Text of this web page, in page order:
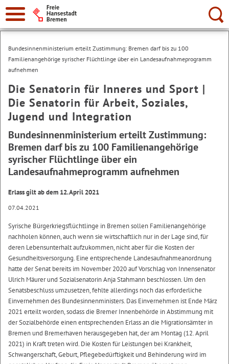
Suche:
Bundesinnenministerium erteilt Zustimmung: Bremen darf bis zu 100
Familienangehörige syrischer Flüchtlinge über ein Landesaufnahmeprogramm
aufnehmen
Die Senatorin für Inneres und Sport |
Die Senatorin für Arbeit, Soziales,
Jugend und Integration
Bundesinnenministerium erteilt Zustimmung:
Bremen darf bis zu 100 Familienangehörige
syrischer Flüchtlinge über ein
Landesaufnahmeprogramm aufnehmen
Erlass gilt ab dem 12. April 2021
07.04.2021
Syrische Bürgerkriegsflüchtlinge in Bremen sollen Familienangehörige
nachholen können, auch wenn sie wirtschaftlich nur in der Lage sind, für
deren Lebensunterhalt aufzukommen, nicht aber für die Kosten der
Gesundheitsversorgung. Eine entsprechende Landesaufnahmeanordnung
hatte der Senat bereits im November 2020 auf Vorschlag von Innensenator
Ulrich Mäurer und Sozialsenatorin Anja Stahmann beschlossen. Um den
Senatsbeschluss umzusetzen, fehlte allerdings noch das erforderliche
Einvernehmen des Bundesinnenministers. Das Einvernehmen ist Ende März
2021 erteilt worden, sodass die Bremer Innenbehörde in Abstimmung mit
der Sozialbehörde einen entsprechenden Erlass an die Migrationsämter in
Bremen und Bremerhaven herausgegeben hat, der am Montag (12. April
2021) in Kraft treten wird. Die Kosten für Leistungen bei Krankheit,
Schwangerschaft, Geburt, Pflegebedürftigkeit und Behinderung wird im